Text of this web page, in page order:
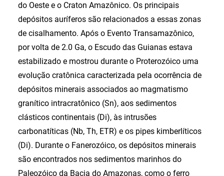
do Oeste e o Craton Amazônico. Os principais
depósitos auríferos são relacionados a essas zonas
de cisalhamento. Após o Evento Transamazônico,
por volta de 2.0 Ga, o Escudo das Guianas estava
estabilizado e mostrou durante o Proterozóico uma
evolução cratônica caracterizada pela ocorrência de
depósitos minerais associados ao magmatismo
granítico intracratônico (Sn), aos sedimentos
clásticos continentais (Di), às intrusões
carbonatíticas (Nb, Th, ETR) e os pipes kimberlíticos
(Di). Durante o Fanerozóico, os depósitos minerais
são encontrados nos sedimentos marinhos do
Paleozóico da Bacia do Amazonas, como o ferro